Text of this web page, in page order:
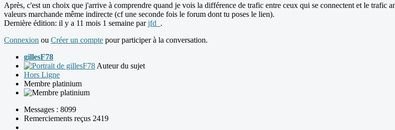
Après, c'est un choix que j'arrive à comprendre quand je vois la différence de trafic entre ceux qui se connectent et le trafic
valeurs marchande même indirecte (cf une seconde fois le forum dont tu poses le lien).
Dernière édition: il y a 11 mois 1 semaine parjfd_ .
Connexion ou Créer un compte pour participer à la conversation.
gillesF78
Auteur du sujet
Hors Ligne
Membre platinium
Messages : 8099
Remerciements reçus 2419